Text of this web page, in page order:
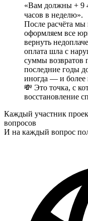
«Вам должны + 9
часов в неделю».
После расчёта
оформляем все
вернуть
оплата шла с
суммы возвратов
последние годы
иногда — и более
💸 Это точка, с
восстановление
Каждый участник
вопросов
И на каждый вопрос